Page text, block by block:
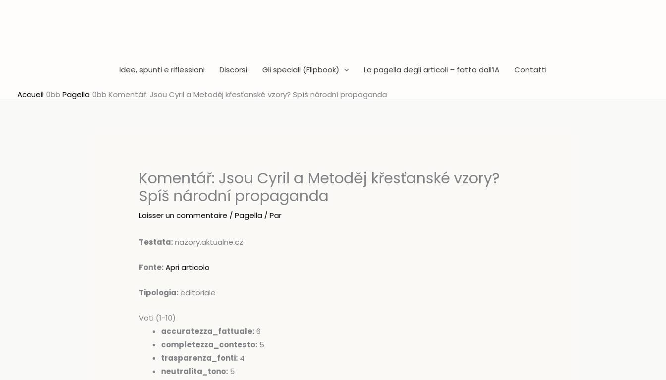
Idee, spunti e riflessioni Discorsi Gli speciali (Flipbook) La pagella degli articoli – fatta dall’IA Contatti
Accueil Pagella Komentář: Jsou Cyril a Metoděj křesťanské vzory? Spíš národní propaganda
Komentář: Jsou Cyril a Metoděj křesťanské vzory?
Spíš národní propaganda
Laisser un commentaire /Pagella / Par
Testata:nazory.aktualne.cz
Fonte:Apri articolo
Tipologia:editoriale
Voti (1-10)
accuratezza_fattuale:6
completezza_contesto: 5
trasparenza_fonti: 4
neutralita_tono: 5